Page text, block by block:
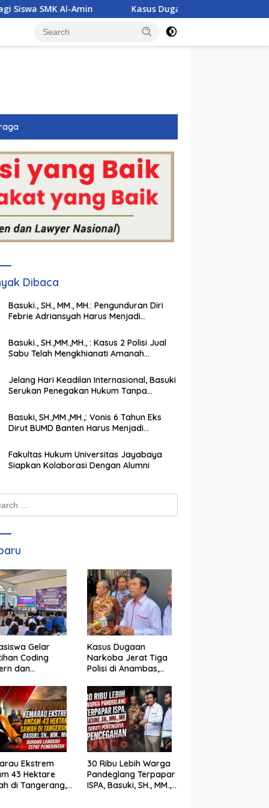
Kasus Dugaan Narkoba Jerat Tiga Polisi di Anambas,
Dibaca
Basuki., SH., MM., MH.: Pengunduran Diri
Febrie Adriansyah Harus Menjadi
Penegakan Hukum
Basuki., SH.,MM.,MH., : Kasus 2 Polisi Jual
Sabu Telah Mengkhianati Amanah
Jelang Hari Keadilan Internasional, Basuki
Serukan Penegakan Hukum Tanpa
Basuki, SH.,MM.,MH.,: Vonis 6 Tahun Eks
Dirut BUMD Banten Harus Menjadi
Fakultas Hukum Universitas Jayabaya
Siapkan Kolaborasi Dengan Alumni
Gelar
Coding
dan
SMK Al-
Kasus Dugaan
Narkoba Jerat Tiga
Polisi di Anambas,
Hukum Harus Tegak
Ekstrem
43 Hektare
di Tangerang,
30 Ribu Lebih Warga
Pandeglang Terpapar
ISPA, Basuki, SH., MM.,